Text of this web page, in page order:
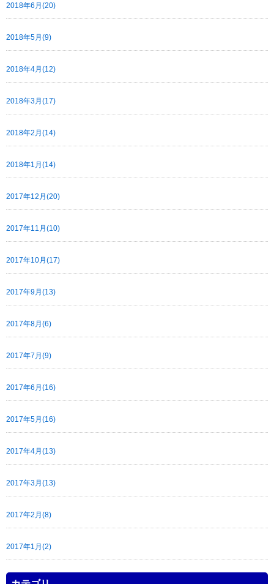
2018年6月(20)
2018年5月(9)
2018年4月(12)
2018年3月(17)
2018年2月(14)
2018年1月(14)
2017年12月(20)
2017年11月(10)
2017年10月(17)
2017年9月(13)
2017年8月(6)
2017年7月(9)
2017年6月(16)
2017年5月(16)
2017年4月(13)
2017年3月(13)
2017年2月(8)
2017年1月(2)